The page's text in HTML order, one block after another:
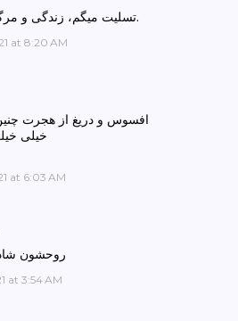
تسلیت میگم، زندگی و مرگ زیبایی داشتن.
at 8:20 AM
افسوس و دریغ از هجرت
خیلی
at 6:03 AM
روحشون
at 3:54 AM